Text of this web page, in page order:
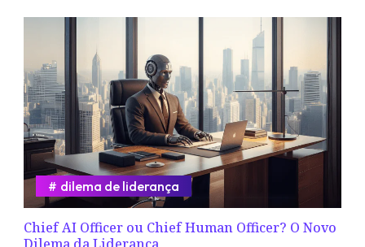
Chief AI Officer ou Chief Human Officer? O Novo
dilema de liderança